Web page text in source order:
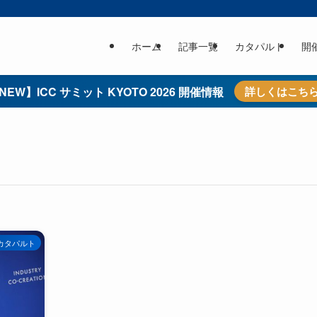
ホーム 記事一覧 カタパルト 開
】ICC サミット KYOTO 2026 開催情報 詳しくはこち
タパルト